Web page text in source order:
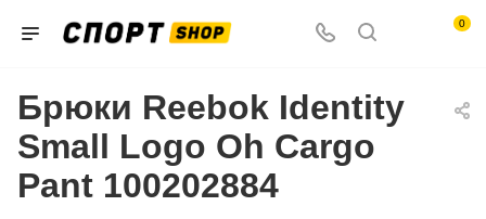
0
Брюки Reebok Identity
Small Logo Oh Cargo
Pant 100202884